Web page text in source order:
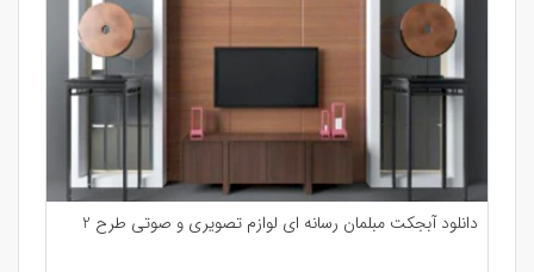
دانلود آبجکت مبلمان رسانه ای لوازم تصویری و صوتی طرح 2